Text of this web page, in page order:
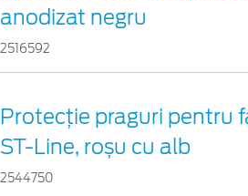
anodizat negru
2516592
Protecţie praguri pentru
ST-Line, roșu cu alb
2544750